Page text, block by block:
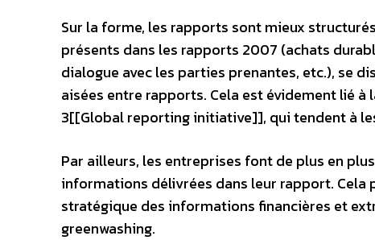
Sur la forme, les rapports sont mieux
présents dans les rapports 2007 (achats
dialogue avec les parties prenantes, etc.), se
aisées entre rapports. Cela est évidement lié
3[[Global reporting initiative]], qui tendent à
Par ailleurs, les entreprises font de plus en
informations délivrées dans leur rapport. Cela
stratégique des informations financières et
greenwashing.